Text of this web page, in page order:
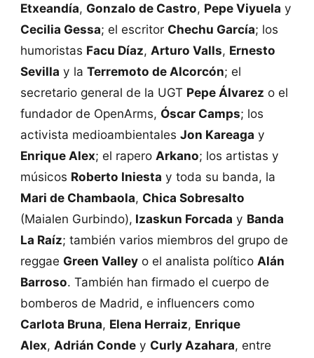
Etxeandía, Gonzalo de Castro, Pepe Viyuela y
Cecilia Gessa; el escritor Chechu García; los
humoristas Facu Díaz, Arturo Valls, Ernesto
Sevilla y la Terremoto de Alcorcón; el
secretario general de la UGT Pepe Álvarez o el
fundador de OpenArms, Óscar Camps; los
activista medioambientales Jon Kareaga y
Enrique Alex; el rapero Arkano; los artistas y
músicos Roberto Iniesta y toda su banda, la
Mari de Chambaola, Chica Sobresalto
(Maialen Gurbindo), Izaskun Forcada y Banda
La Raíz; también varios miembros del grupo de
reggae Green Valleyo el analista político Alán
Barroso. También han firmado el cuerpo de
bomberos de Madrid, e influencers como
Carlota Bruna, Elena Herraiz, Enrique
Alex, Adrián Condey Curly Azahara, entre